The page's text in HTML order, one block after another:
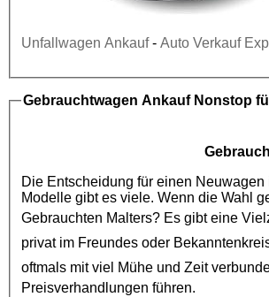
Unfallwagen Ankauf- Auto Verkauf
Gebrauchtwagen AnkaufNonstop
Die Entscheidung für einen
Gebrauchten Malters? Es gibt eine
privat im Freundes oder
oftmals mit viel Mühe und Zeit
Preisverhandlungen führen.